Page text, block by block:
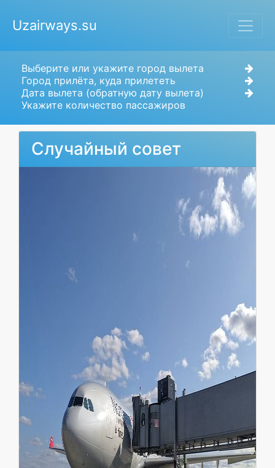
Uzairways.su
Выберите или укажите город вылета
Город прилёта, куда прилететь
Дата вылета (обратную дату вылета)
Укажите количество пассажиров
Случайный совет